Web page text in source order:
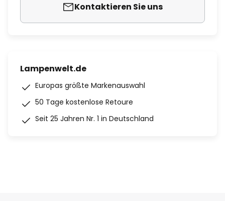
Kontaktieren Sie uns
Lampenwelt.de
Europas größte Markenauswahl
50 Tage kostenlose Retoure
Seit 25 Jahren Nr. 1 in Deutschland